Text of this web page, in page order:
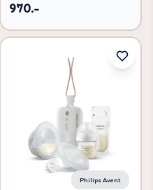
970.-
Philips Avent